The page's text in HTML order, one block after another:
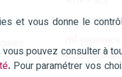
et vous donne le
pouvez consulter à
. Pour paramétrer vos
04 42 93 15